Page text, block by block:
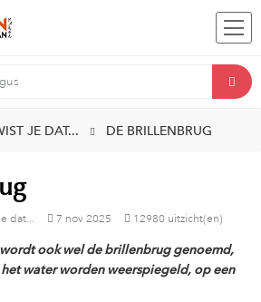
JE DAT... DE BRILLENBRUG
dat... 7 nov 2025 12980 uitzicht(en)
ook wel de brillenbrug genoemd,
water worden weerspiegeld, op een